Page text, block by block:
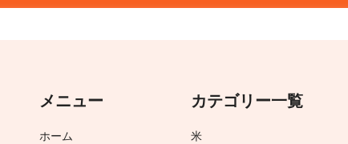
メニュー
ホーム
カテゴリー一覧
米